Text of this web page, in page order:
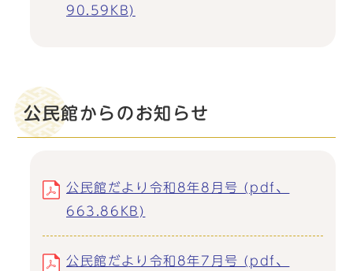
90.59KB)
公民館からのお知らせ
公民館だより令和8年8月号 (pdf、
663.86KB)
公民館だより令和8年7月号 (pdf、